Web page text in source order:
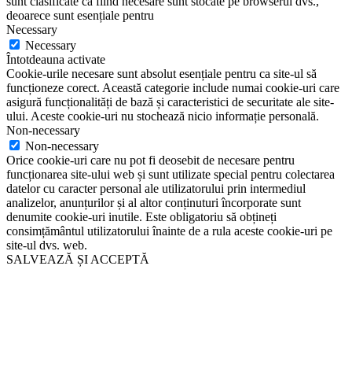
deoarece sunt esențiale pentru
Necessary
Necessary
Întotdeauna activate
Cookie-urile necesare sunt absolut esențiale pentru ca site-ul să
funcționeze corect. Această categorie include numai cookie-uri care
asigură funcționalități de bază și caracteristici de securitate ale site-
ului. Aceste cookie-uri nu stochează nicio informație personală.
Non-necessary
Non-necessary
Orice cookie-uri care nu pot fi deosebit de necesare pentru
funcționarea site-ului web și sunt utilizate special pentru colectarea
datelor cu caracter personal ale utilizatorului prin intermediul
analizelor, anunțurilor și al altor conținuturi încorporate sunt
denumite cookie-uri inutile. Este obligatoriu să obțineți
consimțământul utilizatorului înainte de a rula aceste cookie-uri pe
site-ul dvs. web.
SALVEAZĂ ȘI ACCEPTĂ